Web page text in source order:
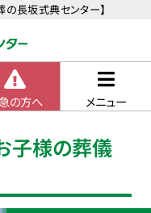
長坂式典センター】
の方へ メニュー
子様の葬儀